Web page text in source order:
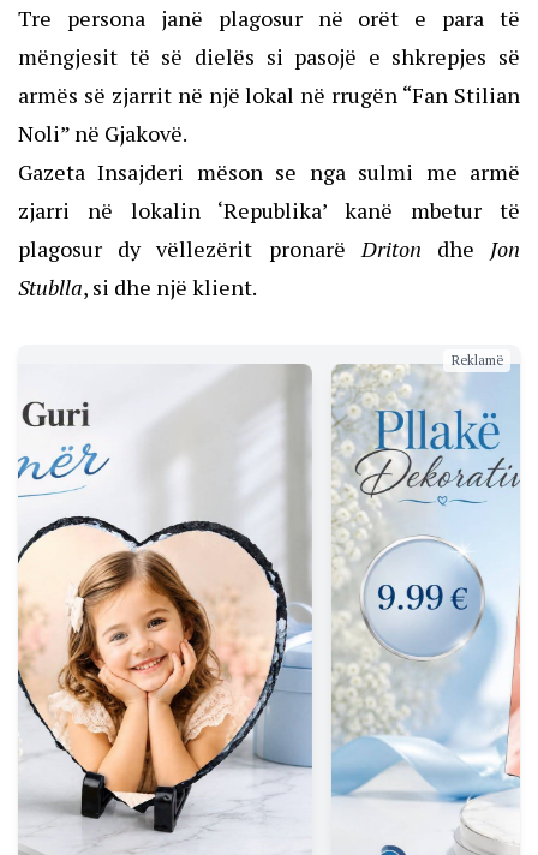
Tre persona janë plagosur në orët e para të
mëngjesit të së dielës si pasojë e shkrepjes së
armës së zjarrit në një lokal në rrugën “Fan Stilian
Noli” në Gjakovë.
Gazeta Insajderi mëson se nga sulmi me armë
zjarri në lokalin ‘Republika’ kanë mbetur të
plagosur dy vëllezërit pronarë Driton dhe Jon
Stublla, si dhe një klient.
Reklamë